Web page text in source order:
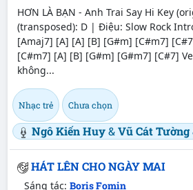
HƠN LÀ BẠN - Anh Trai Say Hi Key
(transposed): D | Điệu: Slow Rock
[Amaj7] [A] [A] [B] [G#m] [C#m7]
[C#m7] [A] [B] [G#m] [G#m7] [C#7]
không...
Nhạc trẻ Chưa chọn
Ngô Kiến Huy&Vũ Cát Tường
HÁT LÊN CHO NGÀY MAI
Sáng tác: Boris Fomin